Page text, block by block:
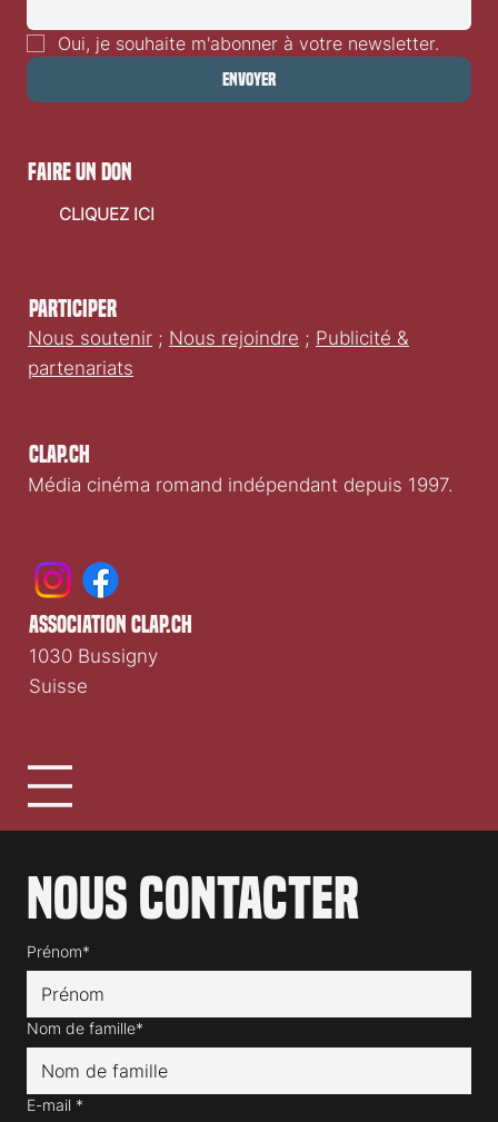
Oui, je souhaite m'abonner à votre newsletter.
Envoyer
Clap.ch
Média cinéma romand indépendant depuis 1997.
Participer
Nous soutenir ; Nous rejoindre ; Publicité &
partenariats
Nous contacter
Prénom*
Nom de famille*
E-mail *
faire un don
CLIQUEZ ICI
association clap.ch
1030 Bussigny
Suisse